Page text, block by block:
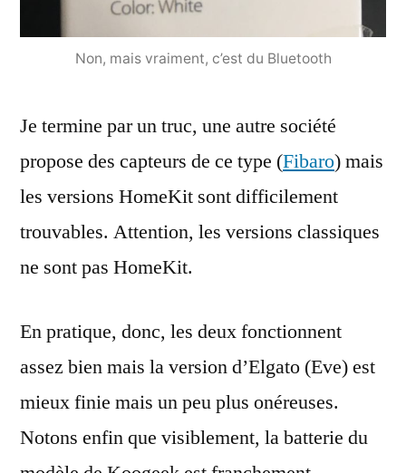
Non, mais vraiment, c’est du Bluetooth
Je termine par un truc, une autre société
propose des capteurs de ce type (Fibaro) mais
les versions HomeKit sont difficilement
trouvables. Attention, les versions classiques
ne sont pas HomeKit.
En pratique, donc, les deux fonctionnent
assez bien mais la version d’Elgato (Eve) est
mieux finie mais un peu plus onéreuses.
Notons enfin que visiblement, la batterie du